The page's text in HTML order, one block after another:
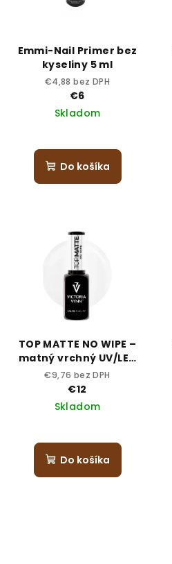
Emmi-Nail Primer bez
kyseliny 5 ml
€4,88 bez DPH
€6
Skladom
Do košíka
TOP MATTE NO WIPE –
matný vrchný UV/LED
top bez výpotku 8 ml
€9,76 bez DPH
€12
Skladom
Do košíka